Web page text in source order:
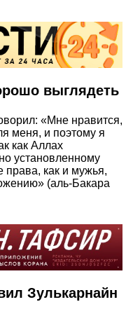
выглядеть
«Мне нравится,
меня, и поэтому я
как Аллах
установленному
права, как и мужья,
(аль-Бакара
Зулькарнайн